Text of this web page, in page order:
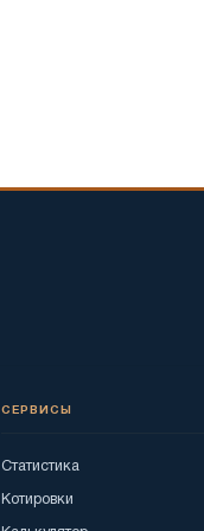
СЕРВИСЫ
Статистика
Котировки